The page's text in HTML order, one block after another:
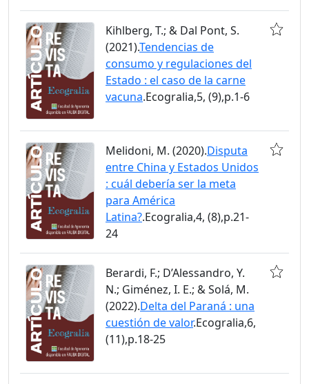
Kihlberg, T.; & Dal Pont, S.
(2021).Tendencias de
consumo y regulaciones del
Estado : el caso de la carne
vacuna.Ecogralia,5, (9),p.1-6
Melidoni, M. (2020).Disputa
entre China y Estados Unidos
: cuál debería ser la meta
para América
Latina?.Ecogralia,4, (8),p.21-
24
Berardi, F.; D’Alessandro, Y.
N.; Giménez, I. E.; & Solá, M.
(2022).Delta del Paraná : una
cuestión de valor.Ecogralia,6,
(11),p.18-25